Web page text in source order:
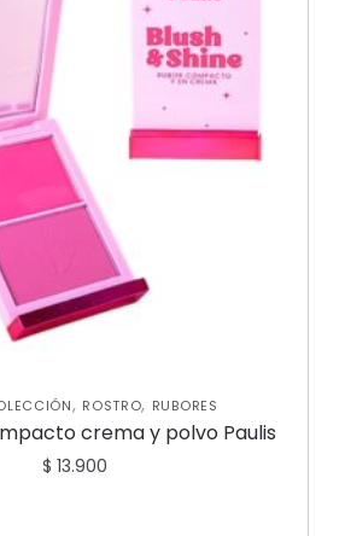
, ROSTRO, RUBORES
crema y polvo Paulis
$ 13.900